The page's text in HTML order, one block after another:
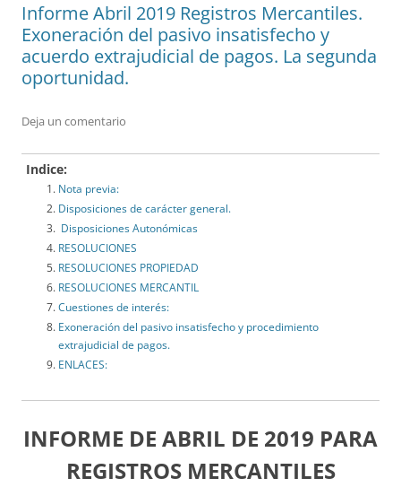
Informe Abril 2019 Registros Mercantiles.
Exoneración del pasivo insatisfecho y
acuerdo extrajudicial de pagos. La segunda
oportunidad.
Deja un comentario
Indice:
Nota previa:
Disposiciones de carácter general.
Disposiciones Autonómicas
RESOLUCIONES
RESOLUCIONES PROPIEDAD
RESOLUCIONES MERCANTIL
Cuestiones de interés:
Exoneración del pasivo insatisfecho y procedimiento
extrajudicial de pagos.
ENLACES:
INFORME DE ABRIL DE 2019 PARA
REGISTROS MERCANTILES